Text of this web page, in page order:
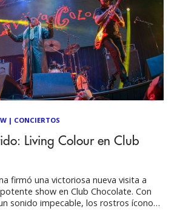
| CONCIERTOS
Living Colour en Club
firmó una victoriosa nueva visita a
show en Club Chocolate. Con
sonido impecable, los rostros ícono